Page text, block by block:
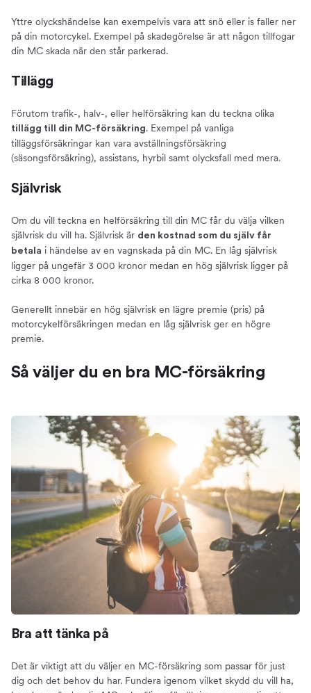
Yttre olyckshändelse kan exempelvis vara att snö eller is faller ner
på din motorcykel. Exempel på skadegörelse är att någon tillfogar
din MC skada när den står parkerad.
Tillägg
Förutom trafik-, halv-, eller helförsäkring kan du teckna olika
tillägg till din MC-försäkring. Exempel på vanliga
tilläggsförsäkringar kan vara avställningsförsäkring
(säsongsförsäkring), assistans, hyrbil samt olycksfall med mera.
Självrisk
Om du vill teckna en helförsäkring till din MC får du välja vilken
självrisk du vill ha. Självrisk är den kostnad som du själv får
betala i händelse av en vagnskada på din MC. En låg självrisk
ligger på ungefär 3 000 kronor medan en hög självrisk ligger på
cirka 8 000 kronor.
Generellt innebär en hög självrisk en lägre premie (pris) på
motorcykelförsäkringen medan en låg självrisk ger en högre
premie.
Så väljer du en bra MC-försäkring
Bra att tänka på
Det är viktigt att du väljer en MC-försäkring som passar för just
dig och det behov du har. Fundera igenom vilket skydd du vill ha,